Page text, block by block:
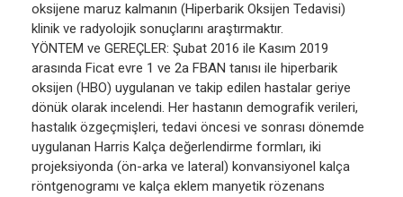
oksijene maruz kalmanın (Hiperbarik Oksijen Tedavisi)
klinik ve radyolojik sonuçlarını araştırmaktır.
YÖNTEM ve GEREÇLER: Şubat 2016 ile Kasım 2019
arasında Ficat evre 1 ve 2a FBAN tanısı ile hiperbarik
oksijen (HBO) uygulanan ve takip edilen hastalar geriye
dönük olarak incelendi. Her hastanın demografik verileri,
hastalık özgeçmişleri, tedavi öncesi ve sonrası dönemde
uygulanan Harris Kalça değerlendirme formları, iki
projeksiyonda (ön-arka ve lateral) konvansiyonel kalça
röntgenogramı ve kalça eklem manyetik rözenans